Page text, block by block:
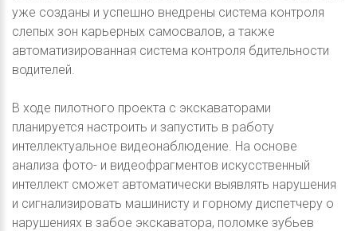
уже созданы и успешно внедрены система контроля
слепых зон карьерных самосвалов, а также
автоматизированная система контроля бдительности
водителей.
В ходе пилотного проекта с экскаваторами
планируется настроить и запустить в работу
интеллектуальное видеонаблюдение. На основе
анализа фото- и видеофрагментов искусственный
интеллект сможет автоматически выявлять нарушения
и сигнализировать машинисту и горному диспетчеру о
нарушениях в забое экскаватора, поломке зубьев